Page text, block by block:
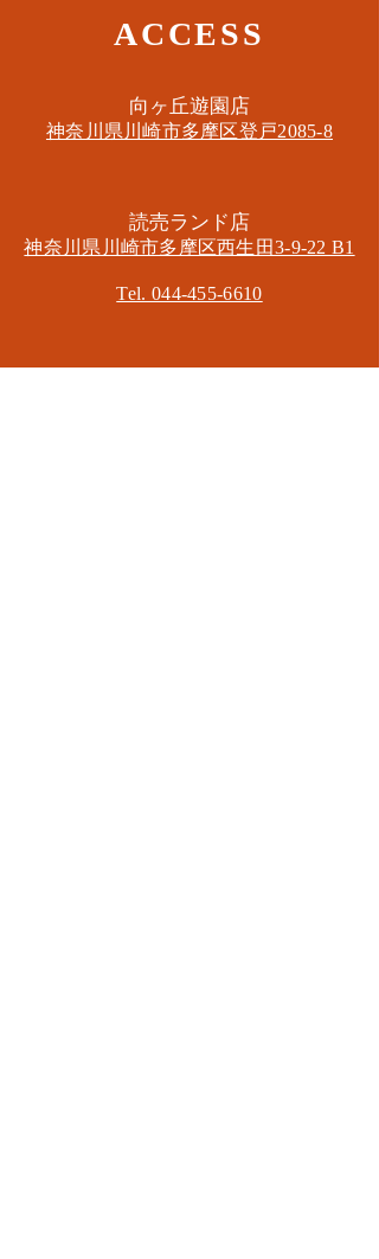
ACCESS
​向ヶ丘遊園店
神奈川県川崎市多摩区​登戸2085-8
​読売ランド店
神奈川県川崎市多摩区​西生田3-9-22 B1
Tel. 044-455-6610